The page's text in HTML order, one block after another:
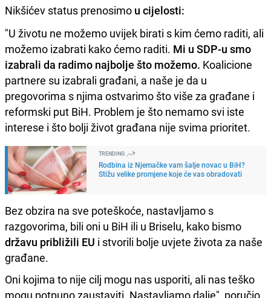
Nikšićev status prenosimo u cijelosti:
"U životu ne možemo uvijek birati s kim ćemo raditi, ali
možemo izabrati kako ćemo raditi. Mi u SDP-u smo
izabrali da radimo najbolje što možemo. Koalicione
partnere su izabrali građani, a naše je da u
pregovorima s njima ostvarimo što više za građane i
reformski put BiH. Problem je što nemamo svi iste
interese i što bolji život građana nije svima prioritet.
TRENDING
Rodbina iz Njemačke vam šalje novac u BiH?
Stižu velike promjene koje će vas obradovati
Bez obzira na sve poteškoće, nastavljamo s
razgovorima, bili oni u BiH ili u Briselu, kako bismo
državu približili EU i stvorili bolje uvjete života za naše
građane.
Oni kojima to nije cilj mogu nas usporiti, ali nas teško
mogu potpuno zaustaviti. Nastavljamo dalje", poručio